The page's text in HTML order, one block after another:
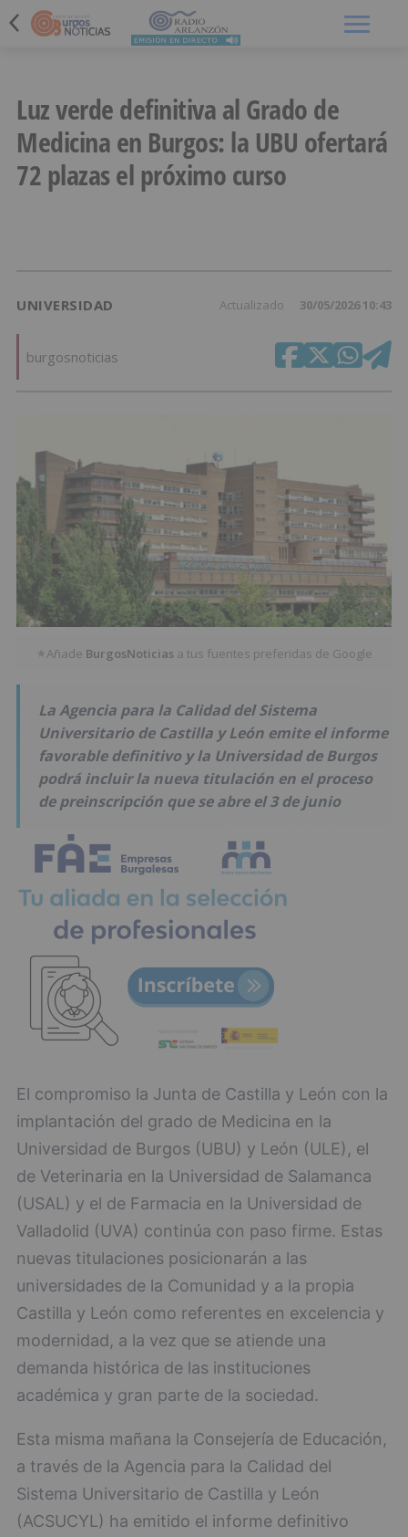
Luz verde definitiva al Grado de
Medicina en Burgos: la UBU ofertará
72 plazas el próximo curso
UNIVERSIDAD Actualizado 30/05/2026 10:43
burgosnoticias
★Añade BurgosNoticias a tus fuentes preferidas de Google
La Agencia para la Calidad del Sistema
Universitario de Castilla y León emite el informe
favorable definitivo y la Universidad de Burgos
podrá incluir la nueva titulación en el proceso
de preinscripción que se abre el 3 de junio
El compromiso la Junta de Castilla y León con la
implantación del grado de Medicina en la
Universidad de Burgos (UBU) y León (ULE), el
de Veterinaria en la Universidad de Salamanca
(USAL) y el de Farmacia en la Universidad de
Valladolid (UVA) continúa con paso firme. Estas
nuevas titulaciones posicionarán a las
universidades de la Comunidad y a la propia
Castilla y León como referentes en excelencia y
modernidad, a la vez que se atiende una
demanda histórica de las instituciones
académica y gran parte de la sociedad.
Esta misma mañana la Consejería de Educación,
a través de la Agencia para la Calidad del
Sistema Universitario de Castilla y León
(ACSUCYL) ha emitido el informe definitivo